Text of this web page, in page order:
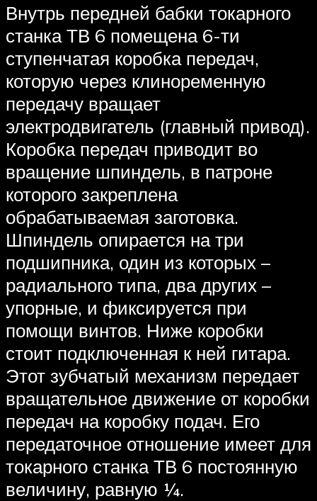
Внутрь передней бабки токарного
станка ТВ 6 помещена 6-ти
ступенчатая коробка передач,
которую через клиноременную
передачу вращает
электродвигатель (главный привод).
Коробка передач приводит во
вращение шпиндель, в патроне
которого закреплена
обрабатываемая заготовка.
Шпиндель опирается на три
подшипника, один из которых –
радиального типа, два других –
упорные, и фиксируется при
помощи винтов. Ниже коробки
стоит подключенная к ней гитара.
Этот зубчатый механизм передает
вращательное движение от коробки
передач на коробку подач. Его
передаточное отношение имеет для
токарного станка ТВ 6 постоянную
величину, равную ¼.